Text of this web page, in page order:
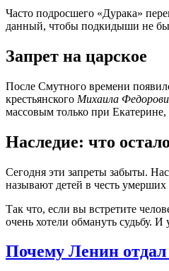
Часто подросшего «Дурака»
данный, чтобы подкидыши не
Запрет на царское
После Смутного времени
крестьянского Михаила
массовым только при Екатерине,
Наследие: что
Сегодня эти запреты забыты.
называют детей в честь умерших
Так что, если вы встретите
очень хотели обмануть судьбу.
Почему Ленин